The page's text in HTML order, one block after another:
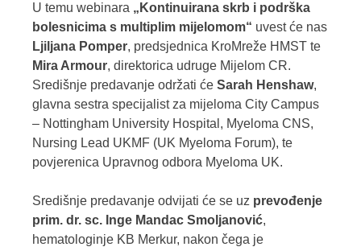
U temu webinara „Kontinuirana skrb i podrška
bolesnicima s multiplim mijelomom“ uvest će nas
Ljiljana Pomper, predsjednica KroMreže HMST te
Mira Armour, direktorica udruge Mijelom CR.
Središnje predavanje održati će Sarah Henshaw,
glavna sestra specijalist za mijeloma City Campus
– Nottingham University Hospital, Myeloma CNS,
Nursing Lead UKMF (UK Myeloma Forum), te
povjerenica Upravnog odbora Myeloma UK.
Središnje predavanje odvijati će se uz prevođenje
prim. dr. sc. Inge Mandac Smoljanović,
hematologinje KB Merkur, nakon čega je